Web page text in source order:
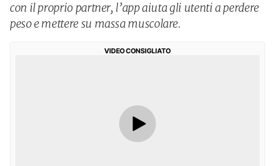
con il proprio partner, l’app aiuta gli utenti a perdere
peso e mettere su massa muscolare.
VIDEO CONSIGLIATO